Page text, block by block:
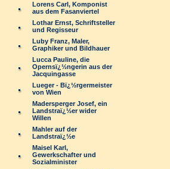
Lorens Carl, Komponist
aus dem Fasanviertel
Lothar Ernst, Schriftsteller
und Regisseur
Luby Franz, Maler,
Graphiker und Bildhauer
Lucca Pauline, die
Opernsï¿½ngerin aus der
Jacquingasse
Lueger - Bï¿½rgermeister
von Wien
Madersperger Josef, ein
Landstraï¿½er wider
Willen
Mahler auf der
Landstraï¿½e
Maisel Karl,
Gewerkschafter und
Sozialminister